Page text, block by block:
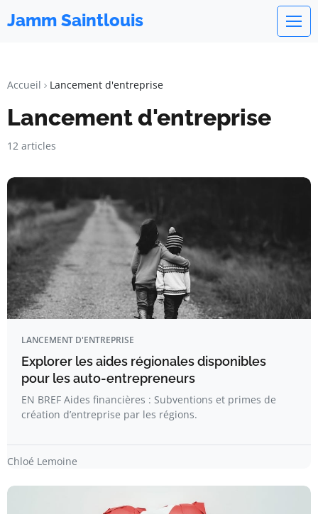
Jamm Saintlouis
Accueil Lancement d'entreprise
Lancement d'entreprise
12 articles
LANCEMENT D'ENTREPRISE
Explorer les aides régionales disponibles
pour les auto-entrepreneurs
EN BREF Aides financières : Subventions et primes de
création d’entreprise par les régions.
Chloé Lemoine